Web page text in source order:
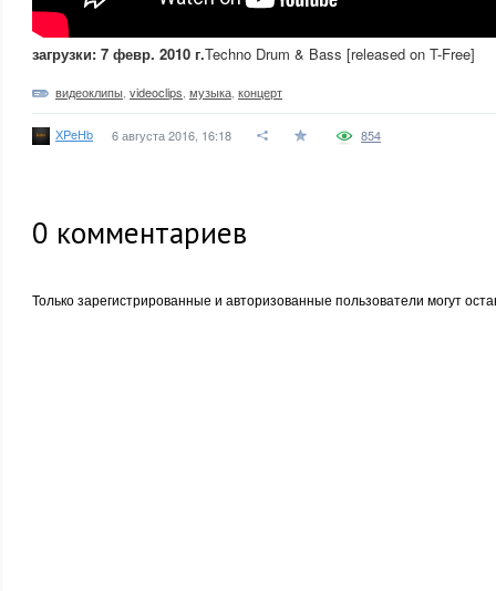
загрузки: 7 февр. 2010 г.Techno Drum & Bass [released on T-Free]
видеоклипы videoclips музыка концерт
XPeHb 6 августа 2016, 16:18 854
0 комментариев
Только зарегистрированные и авторизованные пользователи могут